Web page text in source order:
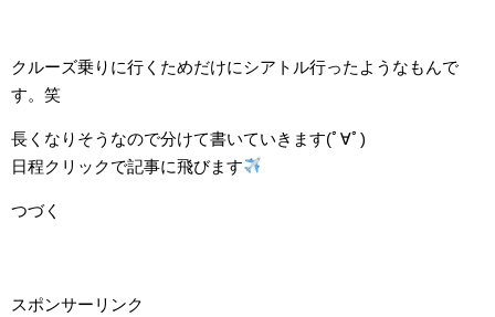
クルーズ乗りに行くためだけにシアトル行ったようなもんで
す。笑
長くなりそうなので分けて書いていきます(ﾟ∀ﾟ)
日程クリックで記事に飛びます
つづく
スポンサーリンク